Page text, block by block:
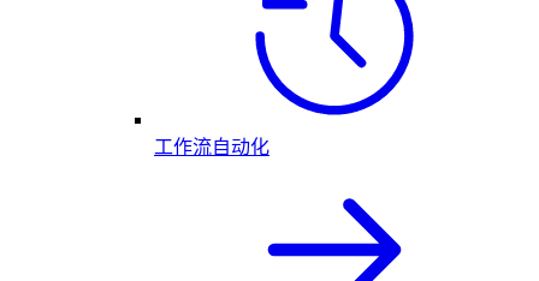
工作流自动化